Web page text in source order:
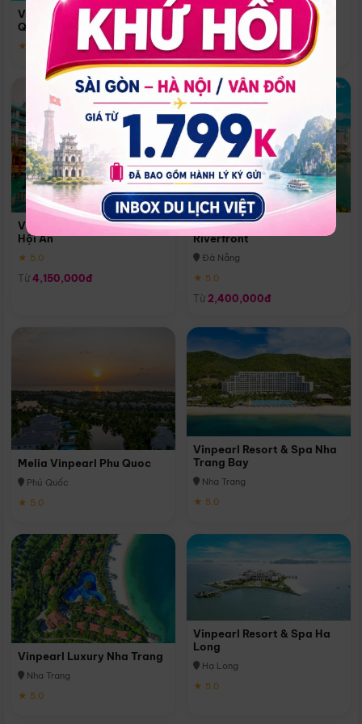
Vinpearl Resort & Spa Phu
Quoc
★ 5.0
Quoc
Phú Quốc
★ 5.0
Vinpearl Resort & Golf Nam
Hội An
★ 5.0
Từ 4,150,000đ
Melia Vinpearl Danang
Riverfront
Đà Nẵng
★ 5.0
Từ 2,400,000đ
Melia Vinpearl Phu Quoc
Phú Quốc
★ 5.0
Vinpearl Resort & Spa Nha
Trang Bay
Nha Trang
★ 5.0
Vinpearl Luxury Nha Trang
Nha Trang
★ 5.0
Vinpearl Resort & Spa Ha
Long
Hạ Long
★ 5.0